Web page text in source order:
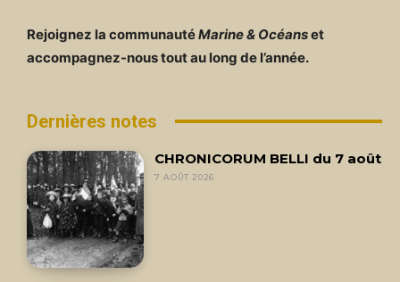
Rejoignez la communautéMarine & Océanset
accompagnez-nous tout au long de l’année.
Dernières notes
CHRONICORUM BELLI du 7 août
7 AOÛT 2026